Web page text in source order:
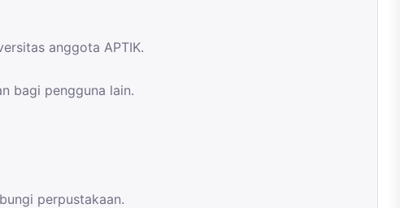
anggota APTIK.
bagi pengguna lain.
perpustakaan.